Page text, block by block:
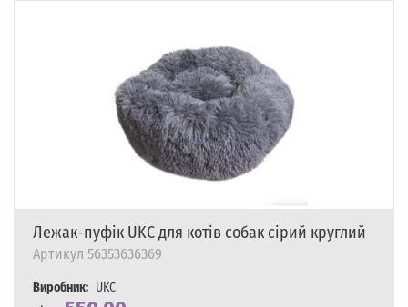
Лежак-пуфік UKC для котів собак сірий круглий
Артикул 56353636369
Виробник: UKC